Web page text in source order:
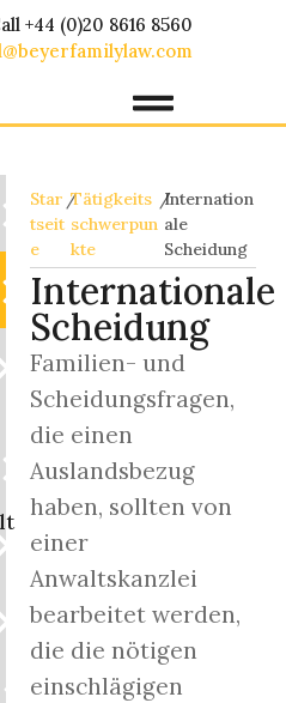
+44 (0)20 8616 8560
Star
tseit
e
/Tätigkeits
schwerpun
kte
/Internation
ale
Scheidung
Internationale
Scheidung
Familien- und
Scheidungsfragen,
die einen
Auslandsbezug
haben, sollten von
einer
Anwaltskanzlei
bearbeitet werden,
die die nötigen
einschlägigen